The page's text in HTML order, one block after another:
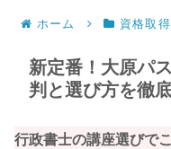
ホーム 資格取得
新定番！大原パ
判と選び方を徹
行政書士の講座選びで